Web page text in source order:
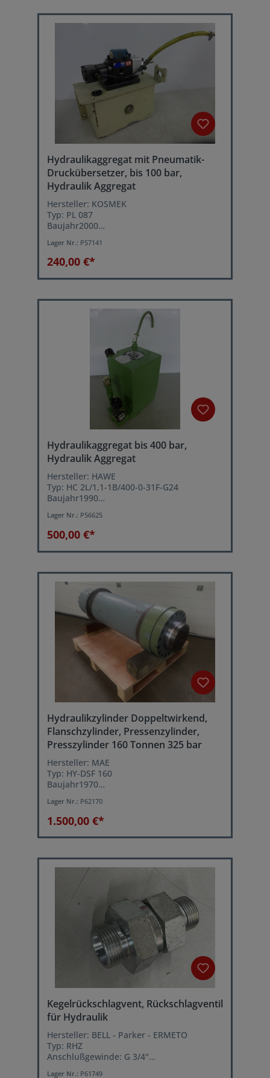
Hydraulikaggregat mit Pneumatik-
Druckübersetzer, bis 100 bar,
Hydraulik Aggregat
Hersteller: KOSMEK
Typ: PL 087
Baujahr2000
Volumenstrom: 1 Liter/min.
Tankinhalt: ca. 4,5 Liter
pneumatischer Antrieb
Lager Nr.: P57141
240,00 €*
Hydraulikaggregat bis 400 bar,
Hydraulik Aggregat
Hersteller: HAWE
Typ: HC 2L/1,1-1B/400-0-31F-G24
Baujahr1990
Fördervolumen: 1,1 L/min
Leistung: 0,9 kW
Druck: max 400 bar
Lager Nr.: P56625
500,00 €*
Hydraulikzylinder Doppeltwirkend,
Flanschzylinder, Pressenzylinder,
Presszylinder 160 Tonnen 325 bar
Hersteller: MAE
Typ: HY-DSF 160
Baujahr1970
Betriebsdruck 325 bar
Kolbenstange Ø 220 mm
Kolben Ø 250 mm
Lager Nr.: P62170
1.500,00 €*
Kegelrückschlagvent, Rückschlagventil
für Hydraulik
Hersteller: BELL - Parker - ERMETO
Typ: RHZ
Anschlußgewinde: G 3/4"
Lager Nr.: P61749